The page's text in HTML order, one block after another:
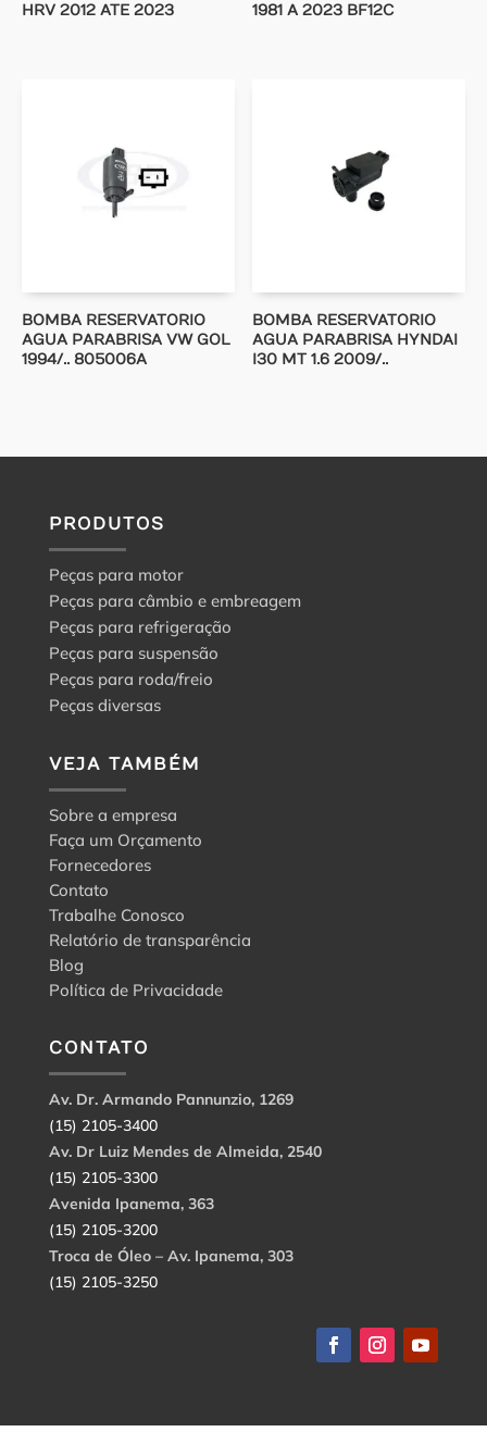
HRV 2012 ATE 2023
1981 A 2023 BF12C
BOMBA RESERVATORIO
AGUA PARABRISA VW GOL
1994/.. 805006A
BOMBA RESERVATORIO
AGUA PARABRISA HYNDAI
I30 MT 1.6 2009/..
PRODUTOS
Peças para motor
Peças para câmbio e embreagem
Peças para refrigeração
Peças para suspensão
Peças para roda/freio
Peças diversas
VEJA TAMBÉM
Sobre a empresa
Faça um Orçamento
Fornecedores
Contato
Trabalhe Conosco
Relatório de transparência
Blog
Política de Privacidade
CONTATO
Av. Dr. Armando Pannunzio, 1269
(15) 2105-3400
Av. Dr Luiz Mendes de Almeida, 2540
(15) 2105-3300
Avenida Ipanema, 363
(15) 2105-3200
Troca de Óleo – Av. Ipanema, 303
(15) 2105-3250